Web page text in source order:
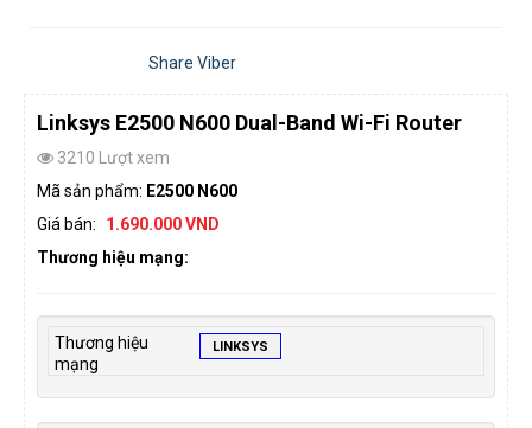
Share Viber
Linksys E2500 N600 Dual-Band Wi-Fi Router
3210 Lượt xem
Mã sản phẩm: E2500 N600
Giá bán:
1.690.000 VND
Thương hiệu mạng:
Thương hiệu
mạng
LINKSYS